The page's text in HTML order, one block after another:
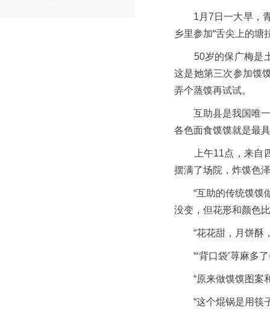
1月7日一大早，
乡里参加“舌尖上的
50岁的保广梅是土
这是她第三次参加馍
弄个蒸馍再试试。
互助县是我国唯一
各色面食馍馍就是最
上午11点，来自四
摆满了场院，炸馍色
“互助的传统馍馍做
没变，但花形和颜色
“花花甜，月饼酥
“‘背口袋’荨麻多了
“原来做馍馍图案和
“这个焜锅是用筷子